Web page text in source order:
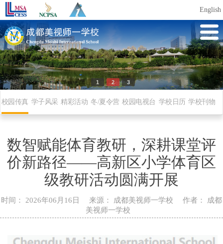
English
1 2 3
纳五洲学子、育国际人才、办优质教育、创一流名校
校园传真 学子风采 精彩活动 冬/夏令营 校园电视台 学校日历 学校刊物
数智赋能体育教研，深耕课堂评
价新路径——高新区小学体育区
级教研活动圆满开展
时间：2026年06月16日 来源： 成都美视师一学校 作者： 成都
美视师一学校